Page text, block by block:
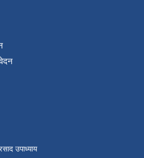
उपाध्याय